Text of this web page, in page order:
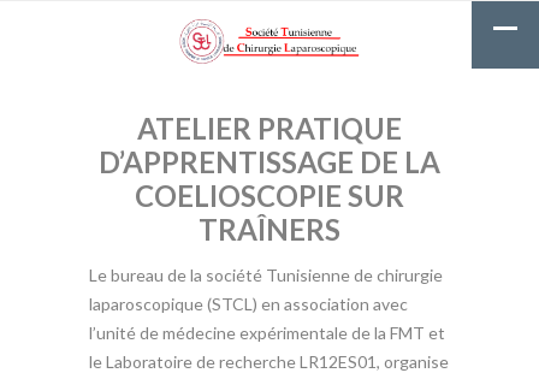
ATELIER PRATIQUE
D’APPRENTISSAGE DE LA
COELIOSCOPIE SUR
TRAÎNERS
Le bureau de la société Tunisienne de chirurgie
laparoscopique (STCL) en association avec
l’unité de médecine expérimentale de la FMT et
le Laboratoire de recherche LR12ES01, organise